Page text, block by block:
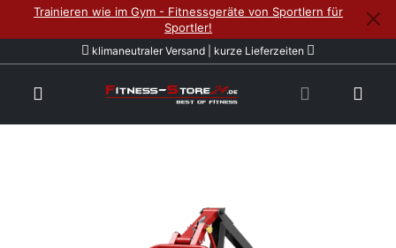
Trainieren wie im Gym - Fitnessgeräte von Sportlern für
Sportler!
klimaneutraler Versand | kurze Lieferzeiten